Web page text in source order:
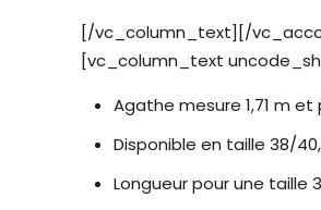
[/vc_column_text][/
[vc_column_text
Agathe mesure 1,71 m
Disponible en taille 38/
Longueur pour une taille